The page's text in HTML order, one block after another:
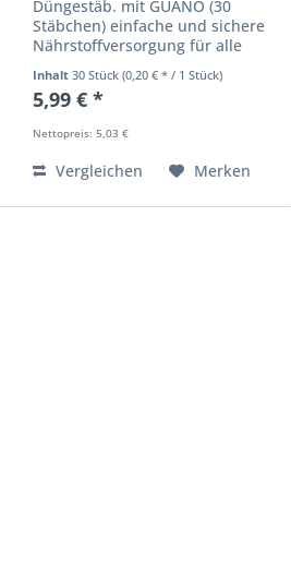
Düngestäb. mit GUANO (30
Stäbchen) einfache und sichere
Nährstoffversorgung für alle
z.B. für Datura und
Zitruspflanzen alle
Spurennährstoffe in...
Inhalt30 Stück(0,20 € * / 1 Stück)
5,99 € *
Nettopreis: 5,03 €
Vergleichen Merken